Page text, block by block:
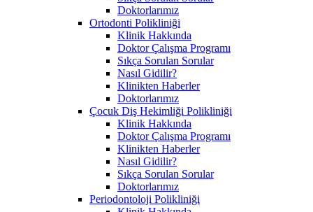
Doktorlarımız
Ortodonti Polikliniği
Klinik Hakkında
Doktor Çalışma Programı
Sıkça Sorulan Sorular
Nasıl Gidilir?
Klinikten Haberler
Doktorlarımız
Çocuk Diş Hekimliği Polikliniği
Klinik Hakkında
Doktor Çalışma Programı
Klinikten Haberler
Nasıl Gidilir?
Sıkça Sorulan Sorular
Doktorlarımız
Periodontoloji Polikliniği